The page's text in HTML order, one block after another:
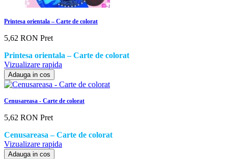
Printesa orientala – Carte de colorat
5,62 RON Pret
Printesa orientala – Carte de colorat
Vizualizare rapida
Adauga in cos
Cenusareasa - Carte de colorat
5,62 RON Pret
Cenusareasa – Carte de colorat
Vizualizare rapida
Adauga in cos